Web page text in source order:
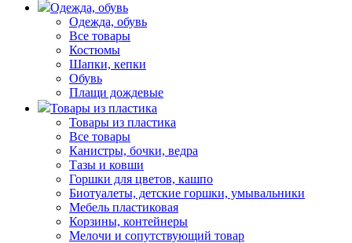
Одежда, обувь
Одежда, обувь
Все товары
Костюмы
Шапки, кепки
Обувь
Плащи дождевые
Товары из пластика
Товары из пластика
Все товары
Канистры, бочки, ведра
Тазы и ковши
Горшки для цветов, кашпо
Биотуалеты, детские горшки, умывальники
Мебель пластиковая
Корзины, контейнеры
Мелочи и сопутствующий товар